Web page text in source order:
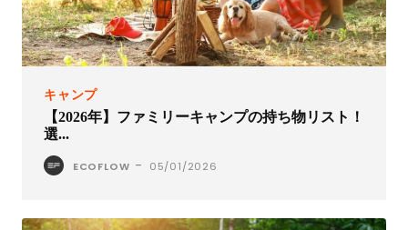
キャンプ
【2026年】ファミリーキャンプの持ち物リスト！
選...
ECOFLOW - 05/01/2026